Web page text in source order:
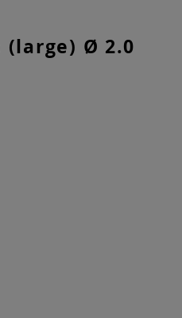
(large) Ø 2.0